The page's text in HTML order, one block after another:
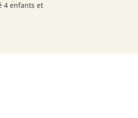
4 enfants et